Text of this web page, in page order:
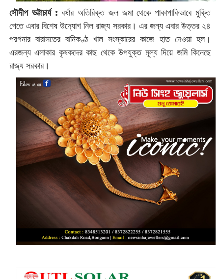
সৌদীপ ভট্টাচার্য : ‌বর্ষার অতিরিক্ত জল জমা থেকে পাকাপাকিভাবে মুক্তি
পেতে এবার বিশেষ উদ্যোগ নিল রাজ্য সরকার। এর জন্য এবার উত্তর ২৪
পরগনার বারাসতের বানিকণ্ঠ খাল সংস্কারের কাজে হাত দেওয়া হল।
এরজন্য এলাকার কৃষকদের কাছ থেকে উপযুক্ত মূল্য দিয়ে জমি কিনেছে
রাজ্য সরকার।